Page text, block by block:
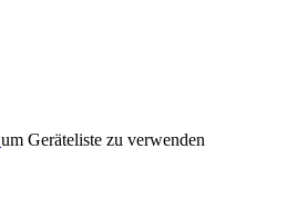
um Geräteliste zu verwenden